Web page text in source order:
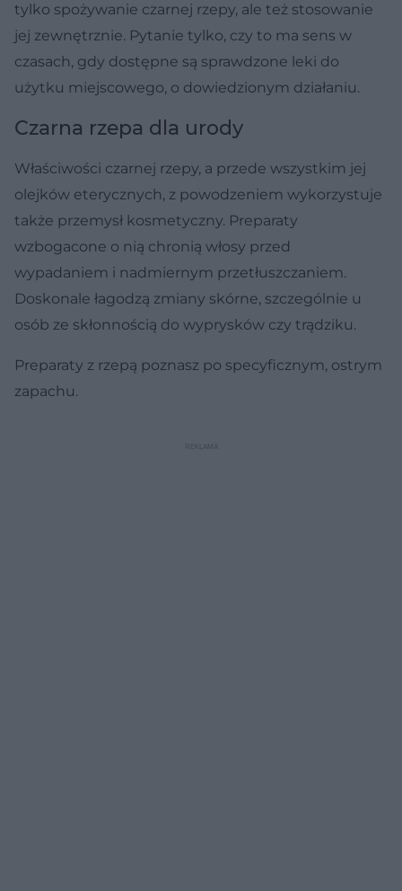
tylko spożywanie czarnej rzepy, ale też stosowanie
jej zewnętrznie. Pytanie tylko, czy to ma sens w
czasach, gdy dostępne są sprawdzone leki do
użytku miejscowego, o dowiedzionym działaniu.
Czarna rzepa dla urody
Właściwości czarnej rzepy, a przede wszystkim jej
olejków eterycznych, z powodzeniem wykorzystuje
także przemysł kosmetyczny. Preparaty
wzbogacone o nią chronią włosy przed
wypadaniem i nadmiernym przetłuszczaniem.
Doskonale łagodzą zmiany skórne, szczególnie u
osób ze skłonnością do wyprysków czy trądziku.
Preparaty z rzepą poznasz po specyficznym, ostrym
zapachu.